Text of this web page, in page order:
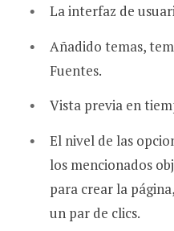
La interfaz de
Añadido temas,
Fuentes.
Vista previa en
El nivel de las
los mencionados
para crear la
un par de clics.